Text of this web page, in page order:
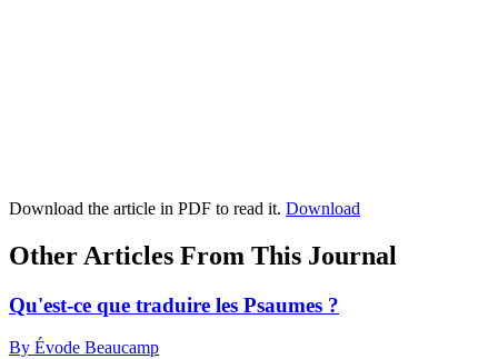
Download the article in PDF to read it. Download
Other Articles From This Journal
Qu'est-ce que traduire les Psaumes ?
By Évode Beaucamp